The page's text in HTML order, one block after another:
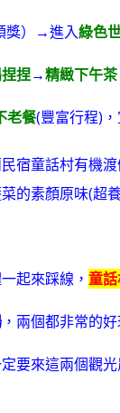
獎）→進入綠色
捏→精緻下午茶
老餐(豐富行程)
的素顏原味(超
起來踩線， 童
，兩個都非常的好
要來這兩個觀光